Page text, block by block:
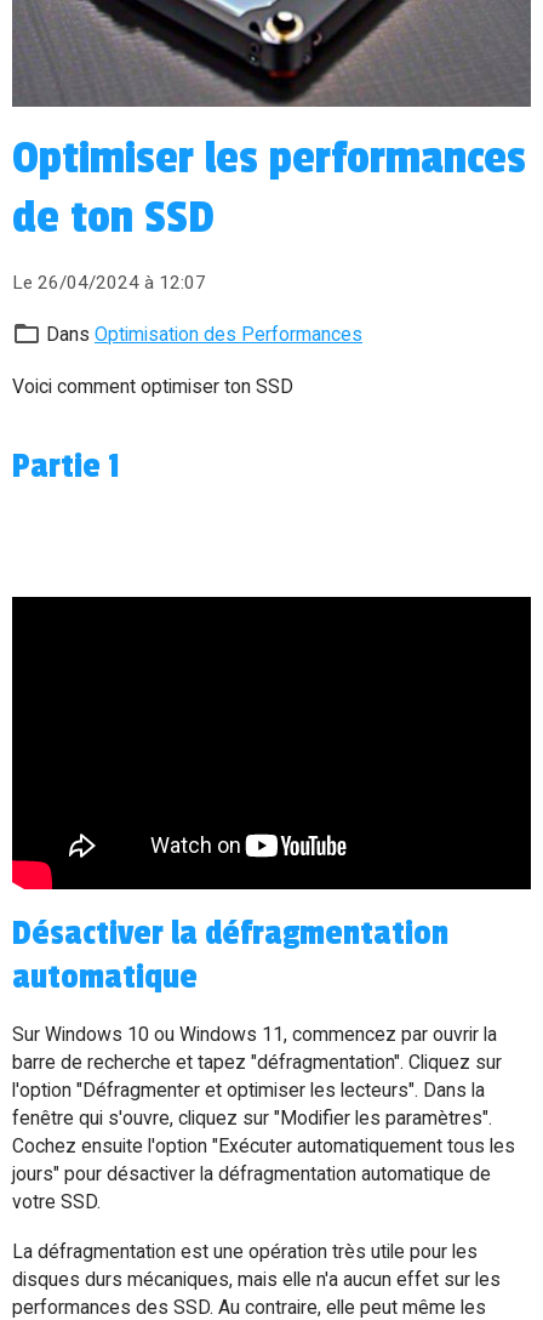
Optimiser les performances
de ton SSD
Le 26/04/2024 à 12:07
Dans Optimisation des Performances
Voici comment optimiser ton SSD
Partie 1
Désactiver la défragmentation
automatique
Sur Windows 10 ou Windows 11, commencez par ouvrir la
barre de recherche et tapez "défragmentation". Cliquez sur
l'option "Défragmenter et optimiser les lecteurs". Dans la
fenêtre qui s'ouvre, cliquez sur "Modifier les paramètres".
Cochez ensuite l'option "Exécuter automatiquement tous les
jours" pour désactiver la défragmentation automatique de
votre SSD.
La défragmentation est une opération très utile pour les
disques durs mécaniques, mais elle n'a aucun effet sur les
performances des SSD. Au contraire, elle peut même les